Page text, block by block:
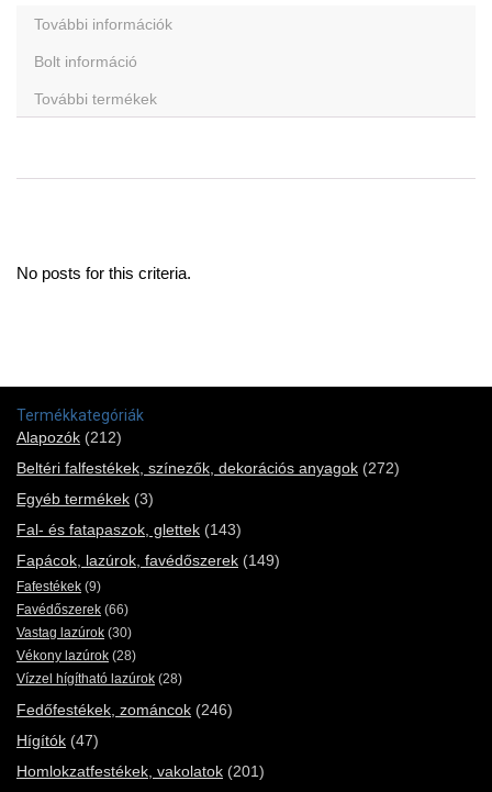
További információk
Bolt információ
További termékek
No posts for this criteria.
Termékkategóriák
Alapozók (212)
Beltéri falfestékek, színezők, dekorációs anyagok (272)
Egyéb termékek (3)
Fal- és fatapaszok, glettek (143)
Fapácok, lazúrok, favédőszerek (149)
Fafestékek (9)
Favédőszerek (66)
Vastag lazúrok (30)
Vékony lazúrok (28)
Vízzel hígítható lazúrok (28)
Fedőfestékek, zománcok (246)
Hígítók (47)
Homlokzatfestékek, vakolatok (201)